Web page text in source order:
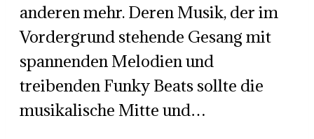
anderen mehr. Deren Musik, der im
Vordergrund stehende Gesang mit
spannenden Melodien und
treibenden Funky Beats sollte die
musikalische Mitte und…